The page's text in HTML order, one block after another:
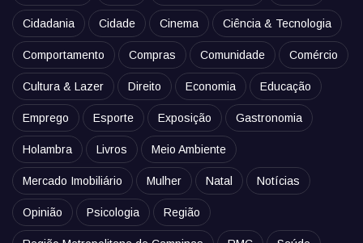
Cidadania Cidade Cinema Ciência & Tecnologia
Comportamento Compras Comunidade Comércio
Cultura & Lazer Direito Economia Educação
Emprego Esporte Exposição Gastronomia
Holambra Livros Meio Ambiente
Mercado Imobiliário Mulher Natal Notícias
Opinião Psicologia Região